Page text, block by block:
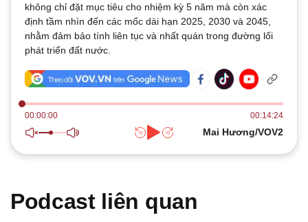
Kinh tế
Bất động sản
Khởi nghiệp
Thị trường
Giá vàng
Tỷ giá
Giá cà phê
không chỉ đặt mục tiêu cho nhiệm kỳ 5 năm mà còn xác
định tầm nhìn đến các mốc dài hạn 2025, 2030 và 2045,
nhằm đảm bảo tính liên tục và nhất quán trong đường lối
phát triển đất nước.
00:00:00 00:14:24
Mai Hương/VOV2
Podcast liên quan